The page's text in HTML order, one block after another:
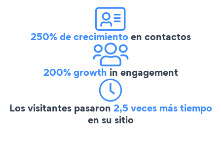
250% de crecimientoen contactos
200% growth in engagement
Los visitantes pasaron 2,5 veces más tiempo
en su sitio